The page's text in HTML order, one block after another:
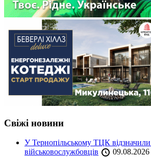
Свіжі новини
У Тернопільському ТЦК
військовослужбовців
09.08.2026